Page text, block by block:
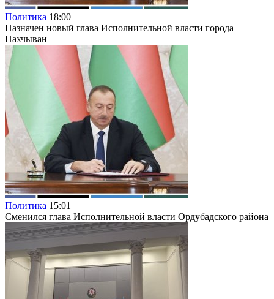
Политика 18:00
Назначен новый глава Исполнительной власти города
Нахчыван
Политика 15:01
Сменился глава Исполнительной власти Ордубадского района